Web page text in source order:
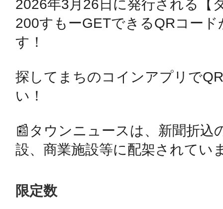
URLをコピー
2026年3月26日に発行される【
200すもーGETできるQRコー
す！
探してまちのコインアプリで
い！
📰タウンニュースは、新聞折込
設、商業施設等に配架されてい
限定数
智頭
池袋